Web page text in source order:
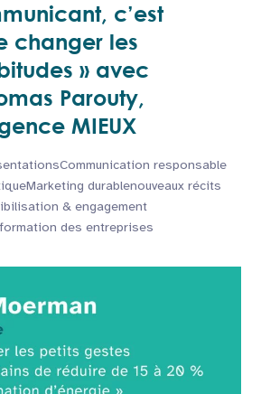
c’est
changer les
» avec
Parouty,
MIEUX
Communication responsable
Marketing durablenouveaux récits
& engagement
des entreprises